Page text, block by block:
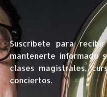
Suscríbete para
mantenerte informado
clases magistrales,
conciertos.